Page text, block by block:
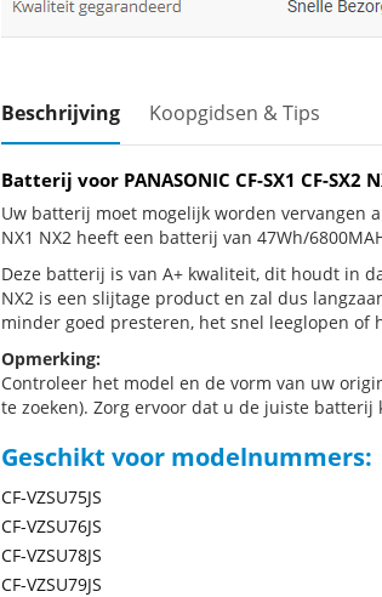
Beschrijving Koopgidsen & Tips
Batterij voor PANASONIC CF-SX1 CF-SX2
Uw batterij moet mogelijk worden vervangen
NX1 NX2 heeft een batterij van 47Wh/
Deze batterij is van A+ kwaliteit, dit houdt in
NX2 is een slijtage product en zal dus
minder goed presteren, het snel leeglopen
Opmerking:
Controleer het model en de vorm van uw
te zoeken). Zorg ervoor dat u de juiste batterij
Geschikt voor modelnummers:
CF-VZSU75JS
CF-VZSU76JS
CF-VZSU78JS
CF-VZSU79JS